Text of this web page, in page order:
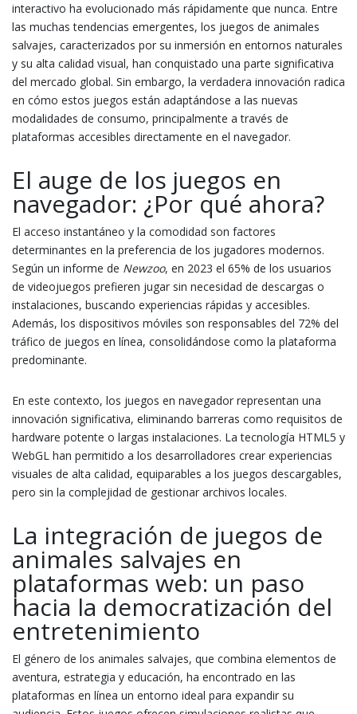
interactivo ha evolucionado más rápidamente que nunca. Entre
las muchas tendencias emergentes, los juegos de animales
salvajes, caracterizados por su inmersión en entornos naturales
y su alta calidad visual, han conquistado una parte significativa
del mercado global. Sin embargo, la verdadera innovación radica
en cómo estos juegos están adaptándose a las nuevas
modalidades de consumo, principalmente a través de
plataformas accesibles directamente en el navegador.
El auge de los juegos en
navegador: ¿Por qué ahora?
El acceso instantáneo y la comodidad son factores
determinantes en la preferencia de los jugadores modernos.
Según un informe de Newzoo, en 2023 el 65% de los usuarios
de videojuegos prefieren jugar sin necesidad de descargas o
instalaciones, buscando experiencias rápidas y accesibles.
Además, los dispositivos móviles son responsables del 72% del
tráfico de juegos en línea, consolidándose como la plataforma
predominante.
En este contexto, los juegos en navegador representan una
innovación significativa, eliminando barreras como requisitos de
hardware potente o largas instalaciones. La tecnología HTML5 y
WebGL han permitido a los desarrolladores crear experiencias
visuales de alta calidad, equiparables a los juegos descargables,
pero sin la complejidad de gestionar archivos locales.
La integración de juegos de
animales salvajes en
plataformas web: un paso
hacia la democratización del
entretenimiento
El género de los animales salvajes, que combina elementos de
aventura, estrategia y educación, ha encontrado en las
plataformas en línea un entorno ideal para expandir su